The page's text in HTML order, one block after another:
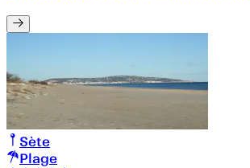
Sète
Plage